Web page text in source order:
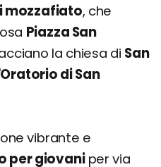
mozzafiato, che
Piazza San
la chiesa di San
Oratorio di San
vibrante e
per giovaniper via